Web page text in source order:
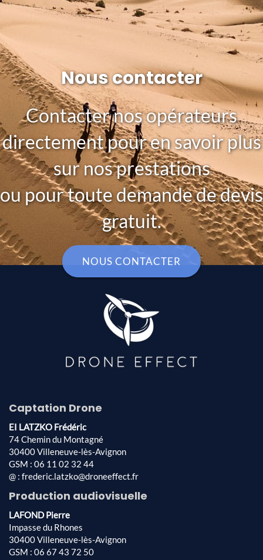
Nous contacter
Contacter nos opérateurs
directement pour en savoir plus
sur nos prestations
ou pour toute demande de devis
gratuit.
NOUS CONTACTER
Captation Drone
EI LATZKO Frédéric
74 Chemin du Montagné
30400 Villeneuve-lès-Avignon
GSM : 06 11 02 32 44
@ : frederic.latzko@droneeffect.fr
Production audiovisuelle
LAFOND Pierre
Impasse du Rhones
30400 Villeneuve-lès-Avignon
GSM : 06 67 43 72 50